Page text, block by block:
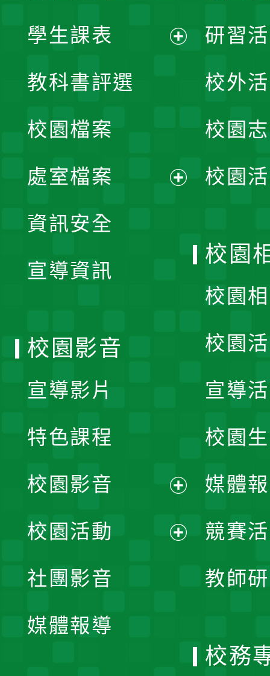
學生課表
單
教科書評選
校園檔案
處室檔案
資訊安全
宣導資訊
研習
校外
校園
校園
校園
校園
校園
宣導
校園
媒體
競賽
教師
校園影音
宣導影片
特色課程
校園影音
開
校園活動
社團影音
媒體報導
校務